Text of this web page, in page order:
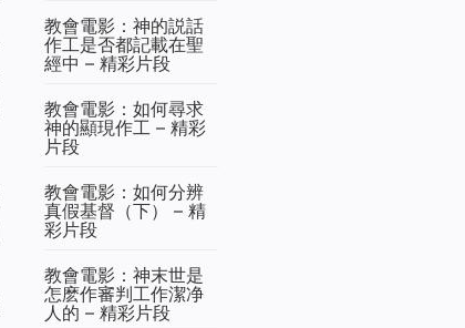
教會電影：神的説話
作工是否都記載在聖
經中 – 精彩片段
教會電影：如何尋求
神的顯現作工 – 精彩
片段
教會電影：如何分辨
真假基督（下） – 精
彩片段
教會電影：神末世是
怎麽作審判工作潔净
人的 – 精彩片段